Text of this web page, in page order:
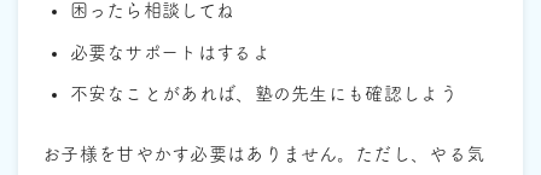
困ったら相談してね
必要なサポートはするよ
不安なことがあれば、塾の先生にも確認しよう
お子様を甘やかす必要はありません。ただし、やる気